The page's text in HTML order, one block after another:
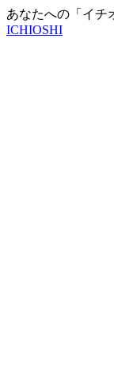
あなたへの「イチ
ICHIOSHI